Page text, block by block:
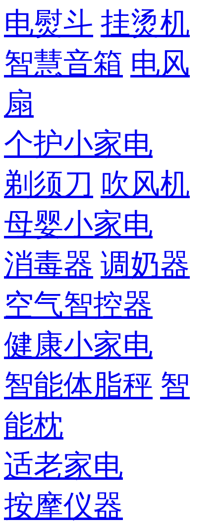
电熨斗 挂烫机
智慧音箱 电风
扇
个护小家电
剃须刀 吹风机
母婴小家电
消毒器 调奶器
空气智控器
健康小家电
智能体脂秤 智
能枕
适老家电
按摩仪器